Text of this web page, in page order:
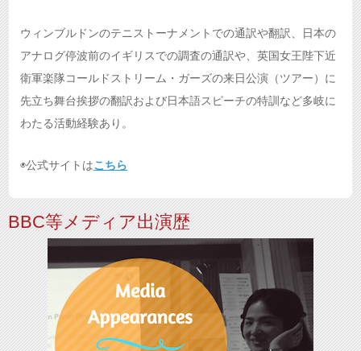
ウィンブルドンのテニストーナメントでの通訳や翻訳、日本の
アナログ停波前のイギリスでの調査の通訳や、英国女王陛下近
衛軍楽隊コールドストリーム・ガーズの来日公演（ツアー）に
先立ち舞台挨拶の翻訳および日本語スピーチの特訓など多岐に
わたる活動経験あり。
◉公式サイトはこちら
BBC等メディア出演歴